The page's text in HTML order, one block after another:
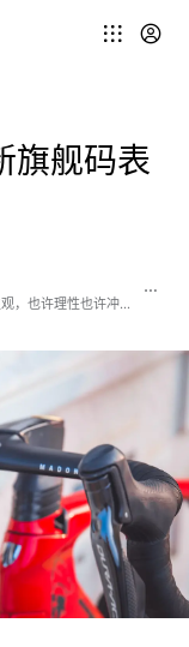
旗舰码表
用文字和图片分享一些奇奇怪怪的经验，极其主观，也许理性也许冲动，欢迎来公众号“Alex如是说”批判一番，但并不打算改正。